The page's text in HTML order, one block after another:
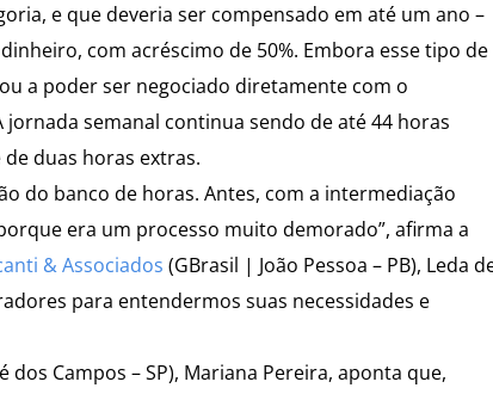
e que deveria ser compensado em até um ano –
com acréscimo de 50%. Embora esse tipo de
a poder ser negociado diretamente com o
semanal continua sendo de até 44 horas
duas horas extras.
do banco de horas. Antes, com a intermediação
era um processo muito demorado”, afirma a
& Associados (GBrasil | João Pessoa – PB), Leda
para entendermos suas necessidades e
dos Campos – SP), Mariana Pereira, aponta que,